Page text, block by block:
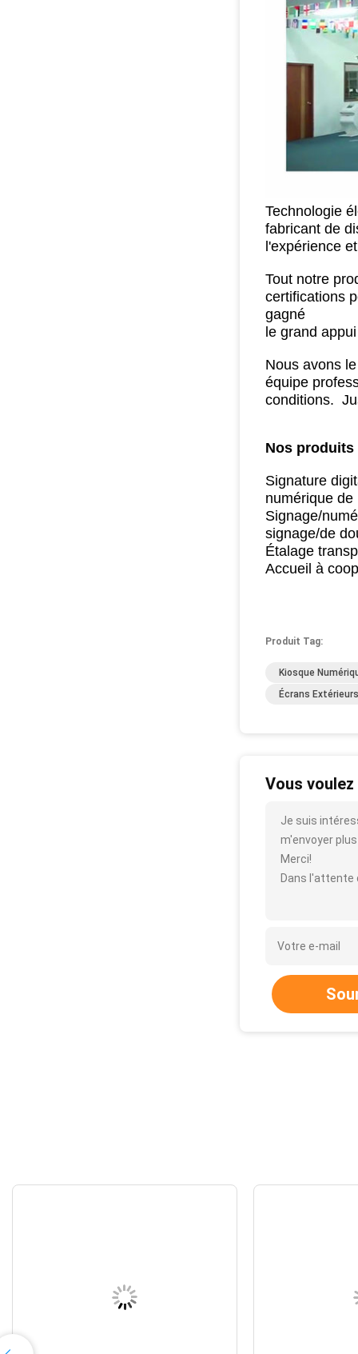
Technologie
fabricant de
l'expérience
Tout notre
certifications
gagné
le grand
Nous avons
équipe
conditions.
Nos
Signature
numérique de
Signage/
signage/de
Étalage
Accueil à
Produit Tag:
Kiosque
Écrans
Vous
Je suis
m'envoyer
Merci!
Dans l'attente